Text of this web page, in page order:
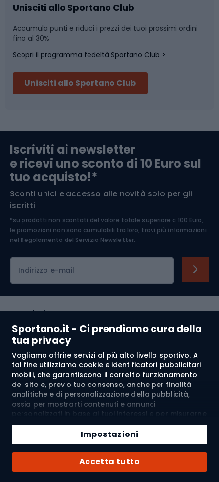
Sportano.it - Ci prendiamo cura della
tua privacy
Vogliamo offrire servizi al più alto livello sportivo. A
tal fine utilizziamo cookie e identificatori pubblicitari
mobili, che garantiscono il corretto funzionamento
del sito e, previo tuo consenso, anche per finalità
analitiche e di personalizzazione della pubblicità,
ossia per mostrarti contenuti e annunci
personalizzati in base ai tuoi interessi e per misurarne
l’efficacia. I cookie e gli identificatori pubblicitari
mobili possono essere utilizzati sia per attività
pubblicitarie personalizzate sia non personalizzate, a
seconda dei consensi da te espressi. Se clicchi su
“Accetta tutto”, acconsenti al trattamento dei tuoi
dati personali da parte di SPORTANO.COM Sp. z o.o. e
Accetta tutto
Impostazioni
Quantità
Aggiungi al carrello
Acquista con
Caschi da ciclismo
Skitouring
Abbigliamento da escursionismo
Nuoto
Pattinaggio
Componenti per biciclette
Arrampicata
Medicina dello sport
Abbigliamento ciclistico
Unisciti allo Sportano Club
Accumula punti e riduci i prezzi dei tuoi prossimi ordini
fino al 30%
Scopri il programma fedeltà Sportano Club >
Unisciti allo Sportano Club
Iscriviti ai newsletter
e ricevi uno sconto di 10 Euro sul
tuo acquisto!*
Sconti unici e accesso alle novità solo per gli
iscritti
*su prodotti non scontati del valore totale superiore a 100 Euro,
le promozioni non sono cumulabili tra loro, trovi più informazioni
nel Regolamento del Servizio Newsletter.
Indirizzo e-mail
Acquisti
Servizio clienti
Regolamento
Chi siamo
© 2026 Sportano